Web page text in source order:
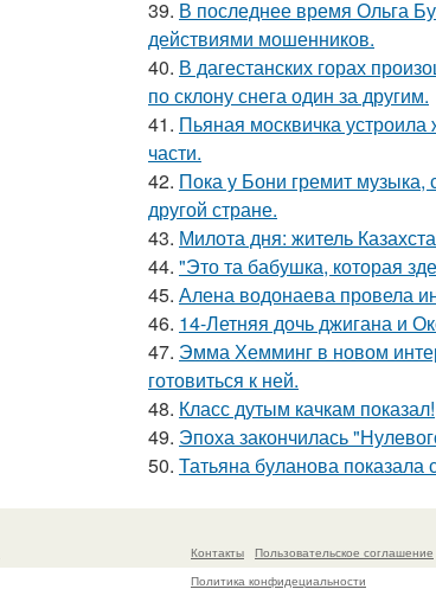
39. В последнее время Ольга
действиями мошенников.
40. В дагестанских горах
по склону снега один за другим.
41. Пьяная москвичка
части.
42. Пока у Бони гремит музыка,
другой стране.
43. Милота дня: житель
44. "Это та бабушка, которая
45. Алена водонаева провела
46. 14-Летняя дочь джигана и
47. Эмма Хемминг в новом
готовиться к ней.
48. Класс дутым качкам показал!
49. Эпоха закончилась
50. Татьяна буланова
Контакты
Пользовательское соглашение
Политика конфидециальности